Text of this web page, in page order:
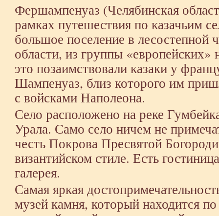
Фершампенуаз (Челябинская
рамках путешествия по казачьим
большое поселение в лесостепной
области, из группы «европейских»
это позаимствовали казаки у
Шампенуаз, близ которого им
с войсками Наполеона.
Село расположено на реке
Урала. Само село ничем не
честь Покрова Пресвятой
византийском стиле. Есть
галерея.
Самая яркая
музей камня, который находится